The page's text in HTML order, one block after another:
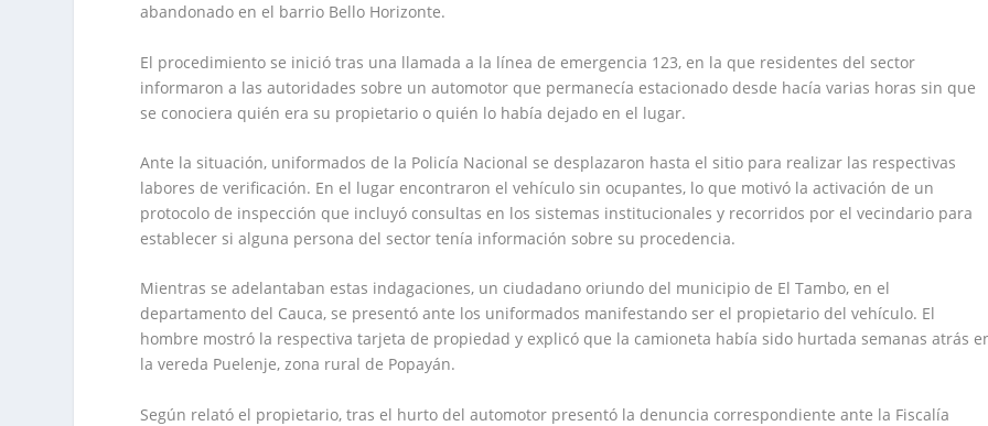
abandonado en el barrio Bello Horizonte.
El procedimiento se inició tras una llamada a la línea de emergencia 123, en la que residentes del sector
informaron a las autoridades sobre un automotor que permanecía estacionado desde hacía varias horas sin que
se conociera quién era su propietario o quién lo había dejado en el lugar.
Ante la situación, uniformados de la Policía Nacional se desplazaron hasta el sitio para realizar las respectivas
labores de verificación. En el lugar encontraron el vehículo sin ocupantes, lo que motivó la activación de un
protocolo de inspección que incluyó consultas en los sistemas institucionales y recorridos por el vecindario para
establecer si alguna persona del sector tenía información sobre su procedencia.
Mientras se adelantaban estas indagaciones, un ciudadano oriundo del municipio de El Tambo, en el
departamento del Cauca, se presentó ante los uniformados manifestando ser el propietario del vehículo. El
hombre mostró la respectiva tarjeta de propiedad y explicó que la camioneta había sido hurtada semanas atrás
la vereda Puelenje, zona rural de Popayán.
Según relató el propietario, tras el hurto del automotor presentó la denuncia correspondiente ante la Fiscalía